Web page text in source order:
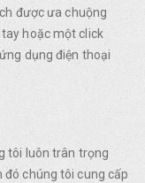
được ưa chuộng
hoặc một click
dụng điện thoại
tôi luôn trân trọng
đó chúng tôi cung cấp